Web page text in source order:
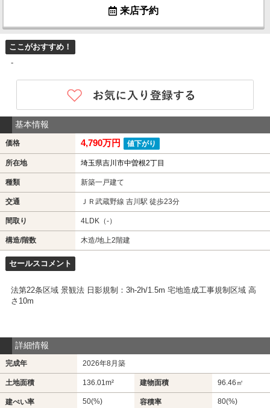
来店予約
ここがおすすめ！
-
基本情報
価格 4,790万円 値下がり
所在地 埼玉県吉川市中曽根2丁目
種類 新築一戸建て
交通 ＪＲ武蔵野線 吉川駅 徒歩23分
間取り 4LDK（-）
構造/階数 木造/地上2階建
セールスコメント
法第22条区域 景観法 日影規制：3h-2h/1.5m 宅地造成工事規制区域 高
さ10m
詳細情報
完成年 2026年8月築
土地面積 136.01m² 建物面積 96.46㎡
建ぺい率 50(%) 容積率 80(%)